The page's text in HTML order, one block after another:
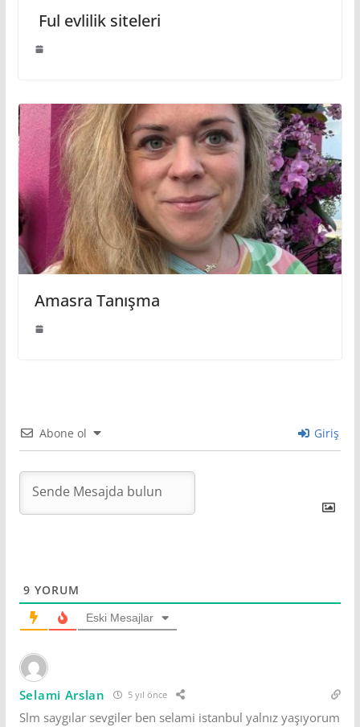
Ful evlilik siteleri
Amasra Tanışma
Abone ol Giriş
9 YORUM
Eski Mesajlar
Selami Arslan 5 yıl önce
Slm saygılar sevgiler ben selami istanbul yalnız yaşıyorum